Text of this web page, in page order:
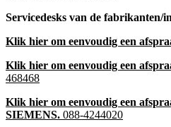
Servicedesks van de fabrikanten/
Klik hier om eenvoudig een
Klik hier om eenvoudig een
468468
Klik hier om eenvoudig een
SIEMENS. 088-4244020